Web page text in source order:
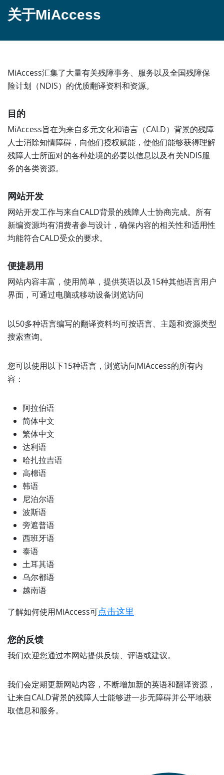
关于MiAccess
MiAccess汇集了大量有关残障事务、服务以及全国残障保
险计划（NDIS）的优质翻译资料和资源。
目的
MiAccess旨在为来自多元文化和语言（CALD）背景的残障
人士消除知情障碍，向他们授权赋能，使他们能够获得理解
残障人士所面对的各种处境的必要以信息以及有关NDIS服
务的各类资源。
网站开发
网站开发工作与来自CALD背景的残障人士协商完成。所有
新编资源均有消费者参与设计，确保内容的相关性和适用性
均能符合CALD受众的要求。
便捷易用
网站内容丰富，使用简单，提供英语以及15种其他语言用户
界面，可通过电脑或移动设备浏览访问
以50多种语言编写的翻译资料均可按语言、主题和资源类型
搜索查询。
您可以使用以下15种语言，浏览访问MiAccess的所有内
容：
阿拉伯语
简体中文
繁体中文
达利语
哈扎拉吉语
高棉语
韩语
尼泊尔语
波斯语
旁遮普语
西班牙语
泰语
土耳其语
乌尔都语
越南语
了解如何使用MiAccess可点击这里
您的反馈
我们欢迎您通过本网站提供反馈、评语或建议。
我们会定期更新网站内容，不断增加新的英语和翻译资源，
让来自CALD背景的残障人士能够进一步无障碍并公平地获
取信息和服务。